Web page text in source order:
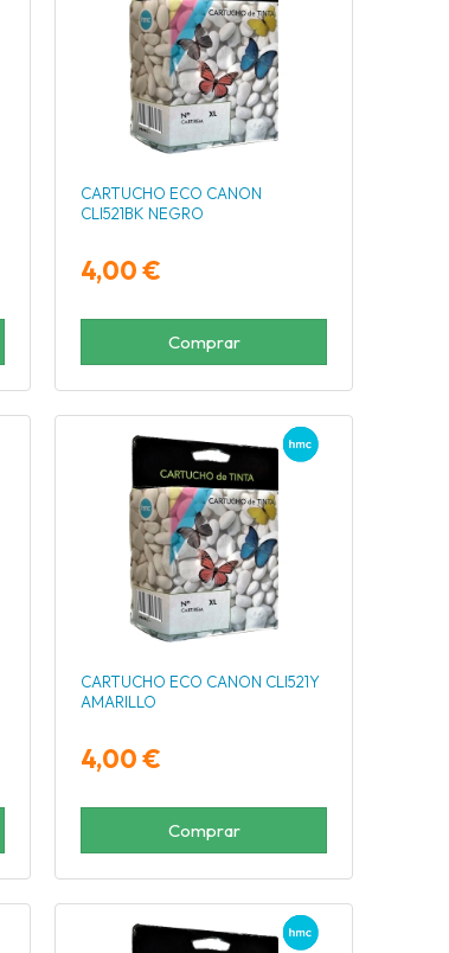
CARTUCHO ECO CANON
CLI521BK NEGRO
4,00 €
Comprar
CARTUCHO ECO CANON CLI521Y
AMARILLO
4,00 €
Comprar